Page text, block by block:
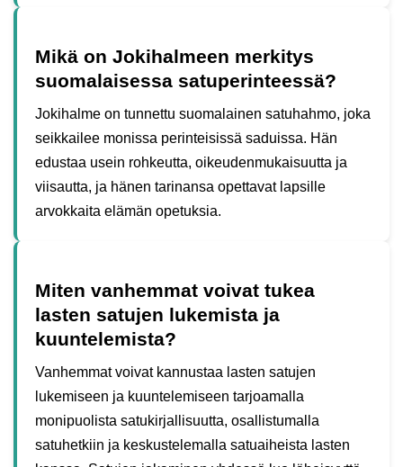
Mikä on Jokihalmeen merkitys
suomalaisessa satuperinteessä?
Jokihalme on tunnettu suomalainen satuhahmo, joka
seikkailee monissa perinteisissä saduissa. Hän
edustaa usein rohkeutta, oikeudenmukaisuutta ja
viisautta, ja hänen tarinansa opettavat lapsille
arvokkaita elämän opetuksia.
Miten vanhemmat voivat tukea
lasten satujen lukemista ja
kuuntelemista?
Vanhemmat voivat kannustaa lasten satujen
lukemiseen ja kuuntelemiseen tarjoamalla
monipuolista satukirjallisuutta, osallistumalla
satuhetkiin ja keskustelemalla satuaiheista lasten